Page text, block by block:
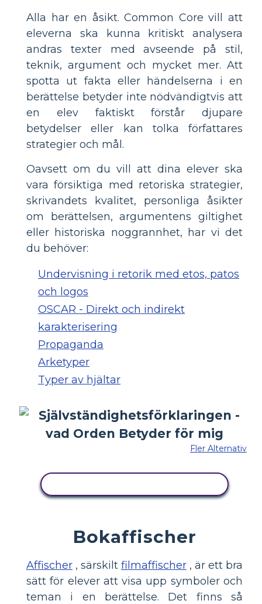
Alla har en åsikt. Common Core vill att
eleverna ska kunna kritiskt analysera
andras texter med avseende på stil,
teknik, argument och mycket mer. Att
spotta ut fakta eller händelserna i en
berättelse betyder inte nödvändigtvis att
en elev faktiskt förstår djupare
betydelser eller kan tolka författares
strategier och mål.
Oavsett om du vill att dina elever ska
vara försiktiga med retoriska strategier,
skrivandets kvalitet, personliga åsikter
om berättelsen, argumentens giltighet
eller historiska noggrannhet, har vi det
du behöver:
Undervisning i retorik med etos, patos
och logos
OSCAR - Direkt och indirekt
karakterisering
Propaganda
Arketyper
Typer av hjältar
Fler Alternativ
Bokaffischer
Affischer , särskilt filmaffischer , är ett bra
sätt för elever att visa upp symboler och
teman i en berättelse. Det finns så